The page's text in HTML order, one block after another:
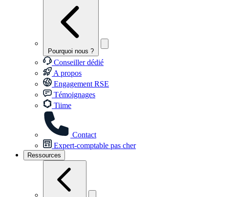
Pourquoi nous ?
Conseiller dédié
A propos
Engagement RSE
Témoignages
Tiime
Contact
Expert-comptable pas cher
Ressources